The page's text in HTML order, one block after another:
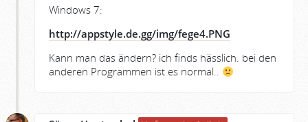
Windows 7:
http://appstyle.de.gg/img/fege4.PNG
Kann man das ändern? ich finds hässlich. bei den
anderen Programmen ist es normal..